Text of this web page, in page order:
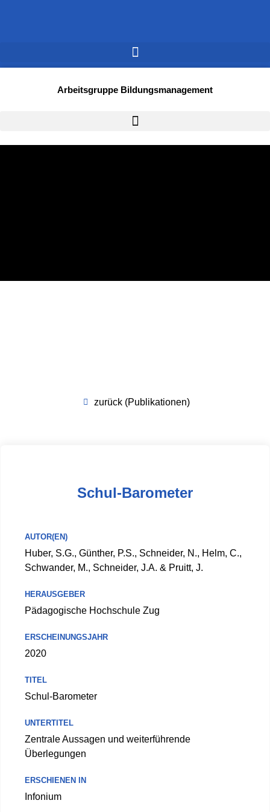
Arbeitsgruppe Bildungsmanagement
zurück (Publikationen)
Schul-Barometer
AUTOR(EN)
Huber, S.G., Günther, P.S., Schneider, N., Helm, C.,
Schwander, M., Schneider, J.A. & Pruitt, J.
HERAUSGEBER
Pädagogische Hochschule Zug
ERSCHEINUNGSJAHR
2020
TITEL
Schul-Barometer
UNTERTITEL
Zentrale Aussagen und weiterführende
Überlegungen
ERSCHIENEN IN
Infonium